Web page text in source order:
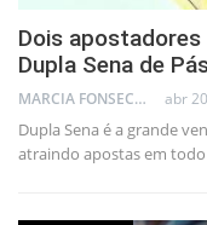
Dois apostadores
Dupla Sena de
MARCIA FONSECA - FINANCIAL CONSULTANT abr
Dupla Sena é a grande
atraindo apostas em todo